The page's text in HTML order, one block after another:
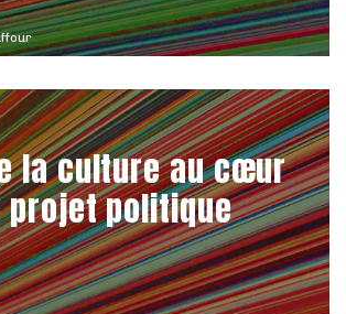
la culture au cœur
projet politique